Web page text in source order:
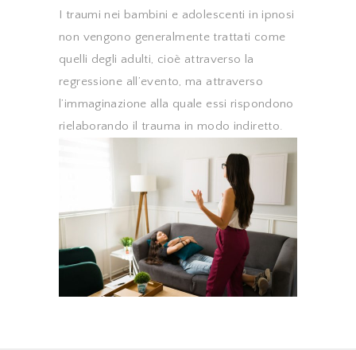
I traumi nei bambini e adolescenti in ipnosi
non vengono generalmente trattati come
quelli degli adulti, cioè attraverso la
regressione all’evento, ma attraverso
l’immaginazione alla quale essi rispondono
rielaborando il trauma in modo indiretto.